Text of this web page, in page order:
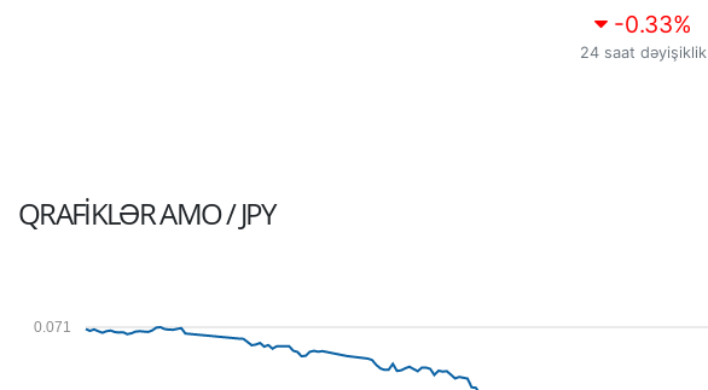
-0.33%
24 saat dəyişiklik
QRAFIKLƏRAMO / JPY
0.071